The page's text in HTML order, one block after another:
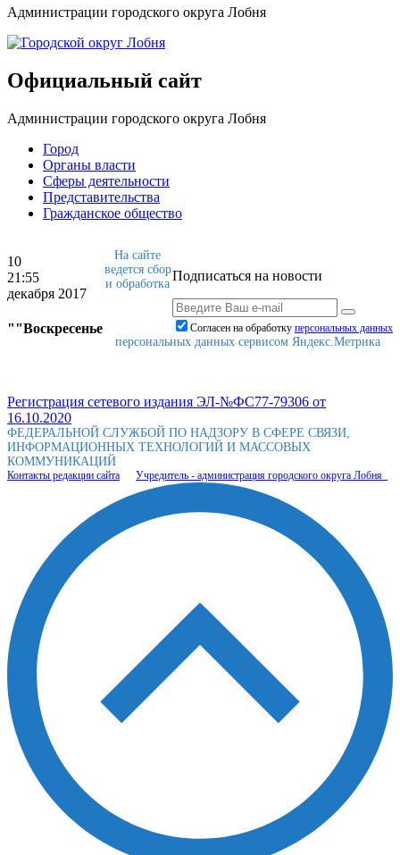
Администрации городского округа Лобня
Официальный сайт
Администрации городского округа Лобня
Город
Органы власти
Сферы деятельности
Представительства
Гражданское общество
10
21:55
декабря 2017
""Воскресенье
Подписаться на новости
Согласен на обработку персональныx данных
На сайте
ведется сбор
и обработка
персональных данных сервисом Яндекс.Метрика
Регистрация сетевого издания ЭЛ-№ФС77-79306 от
16.10.2020
ФЕДЕРАЛЬНОЙ СЛУЖБОЙ ПО НАДЗОРУ В СФЕРЕ СВЯЗИ,
ИНФОРМАЦИОННЫХ ТЕХНОЛОГИЙ И МАССОВЫХ
КОММУНИКАЦИЙ
Контакты редакции сайта Учредитель - администрация городского округа Лобня